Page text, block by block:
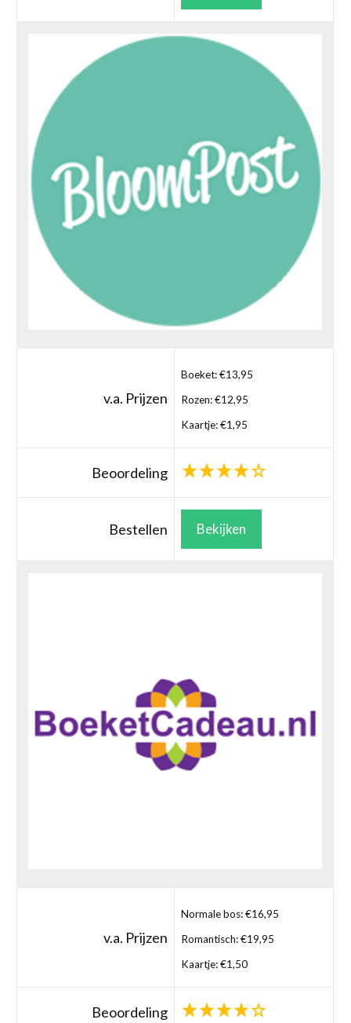
v.a. Prijzen
Boeket: €13,95
Rozen: €12,95
Kaartje: €1,95
Beoordeling
Bestellen Bekijken
v.a. Prijzen
Normale bos: €16,95
Romantisch: €19,95
Kaartje: €1,50
Beoordeling